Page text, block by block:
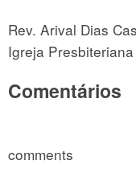
Rev. Arival Dias
Igreja
Comentários
comments